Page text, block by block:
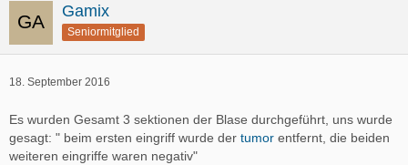
Gamix
Seniormitglied
18. September 2016
Es wurden Gesamt 3 sektionen der Blase durchgeführt, uns wurde
gesagt: " beim ersten eingriff wurde der tumor entfernt, die beiden
weiteren eingriffe waren negativ"